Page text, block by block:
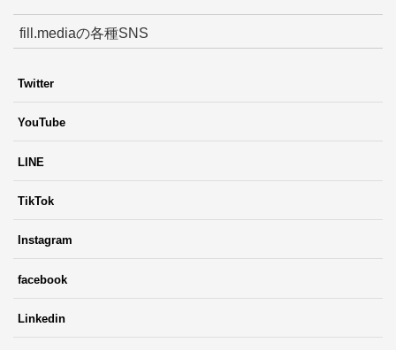
fill.mediaの各種SNS
Twitter
YouTube
LINE
TikTok
Instagram
facebook
Linkedin